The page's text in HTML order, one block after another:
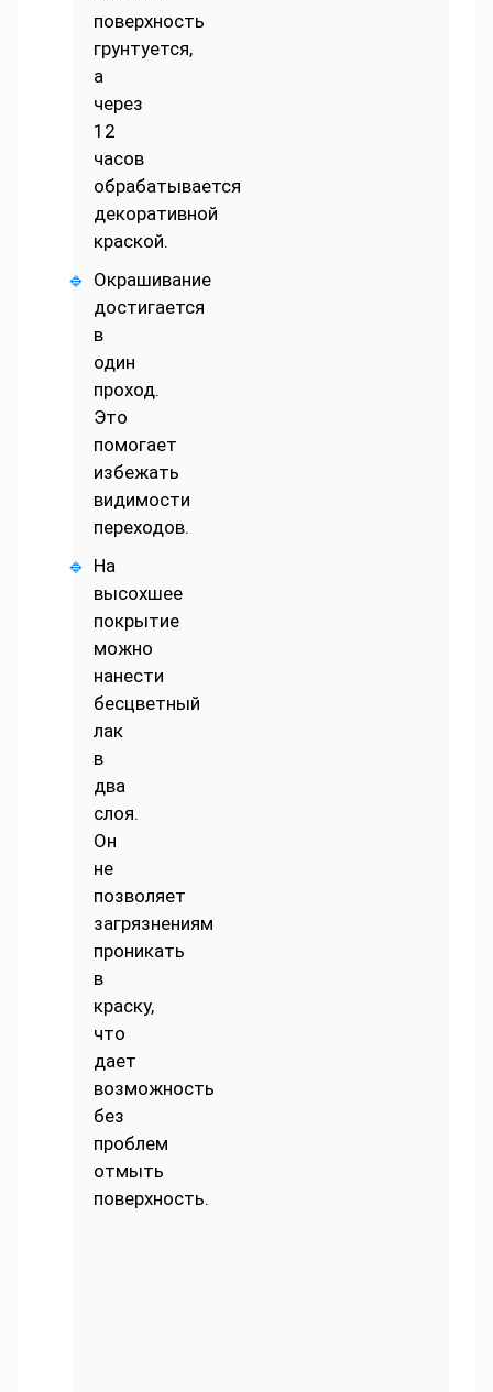
поверхность
грунтуется,
а
через
12
часов
обрабатывается
декоративной
краской.
Окрашивание
достигается
в
один
проход.
Это
помогает
избежать
видимости
переходов.
На
высохшее
покрытие
можно
нанести
бесцветный
лак
в
два
слоя.
Он
не
позволяет
загрязнениям
проникать
в
краску,
что
дает
возможность
без
проблем
отмыть
поверхность.